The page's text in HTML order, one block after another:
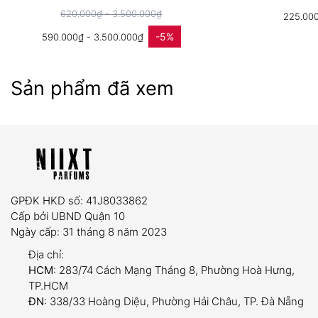
dung tích trải nghiệm (5ml và
Nếu trong quá trình sử dụng, vòi xịt gặp tình
trạng tắc nghẽn, rò rỉ hoặc hỏng hóc kỹ thuật,
Sản phẩm đã bóc seal, đã qua sử dụng hoặc
không còn tình trạng ban đầu.
Quá thời hạn 07 ngày kể từ khi nhận hàng.
Các lý do cá nhân như: Không thích mùi, đổi ý...
(Vui lòng thử kỹ qua các mẫu dung tích nhỏ trước
620.000₫ - 3.500.000₫
590.000₫ - 3.500.000₫ -5%
Sản phẩm đã xem
GPĐK HKD số: 41J8033862
Cấp bởi UBND Quận 10
Ngày cấp: 31 tháng 8 năm 2023
Địa chỉ:
HCM: 283/74 Cách Mạng Tháng 8, Phường Hoà Hưng,
TP.HCM
ĐN: 338/33 Hoàng Diệu, Phường Hải Châu, TP. Đà Nẵng